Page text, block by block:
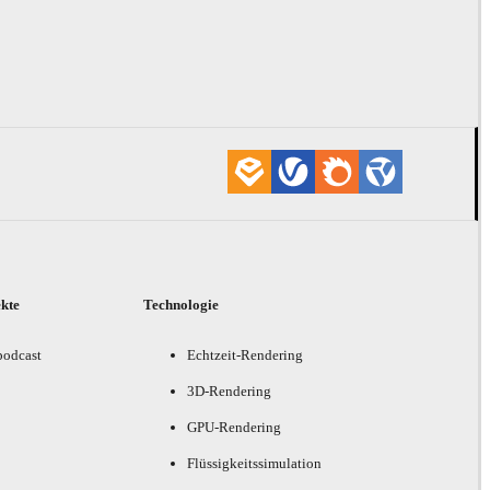
Technologie
Echtzeit-Rendering
3D-Rendering
GPU-Rendering
Flüssigkeitssimulation